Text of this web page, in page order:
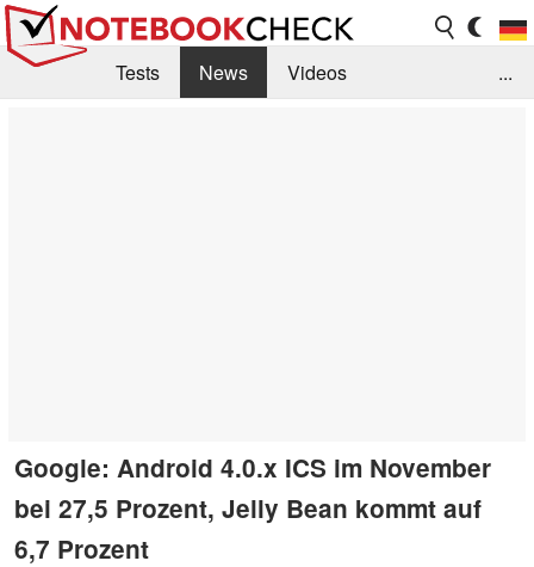
Tests News
Videos
...
Google: Android 4.0.x ICS im November
bei 27,5 Prozent, Jelly Bean kommt auf
6,7 Prozent